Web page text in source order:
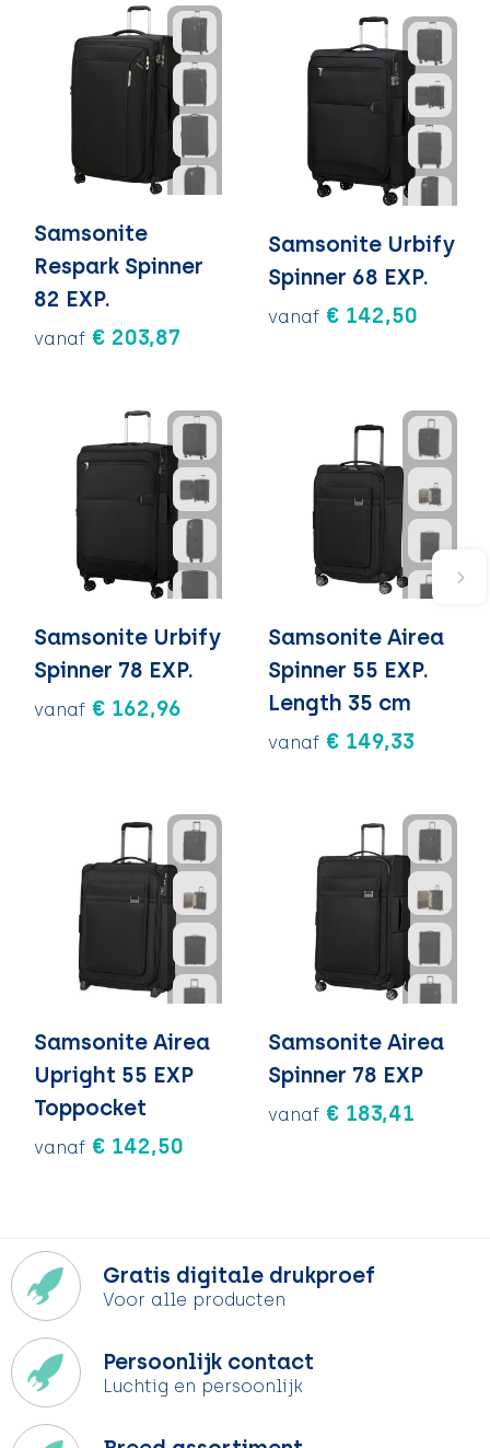
Samsonite
Respark Spinner
82 EXP.
vanaf € 203,87
Samsonite Urbify
Spinner 68 EXP.
vanaf € 142,50
Samsonite Urbify
Spinner 78 EXP.
vanaf € 162,96
Samsonite Airea
Spinner 55 EXP.
Length 35 cm
vanaf € 149,33
Samsonite Airea
Upright 55 EXP
Toppocket
vanaf € 142,50
Samsonite Airea
Spinner 78 EXP
vanaf € 183,41
Gratis digitale drukproef
Voor alle producten
Persoonlijk contact
Luchtig en persoonlijk